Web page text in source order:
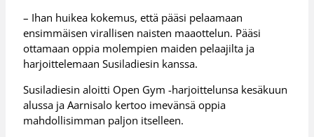
– Ihan huikea kokemus, että pääsi pelaamaan
ensimmäisen virallisen naisten maaottelun. Pääsi
ottamaan oppia molempien maiden pelaajilta ja
harjoittelemaan Susiladiesin kanssa.
Susiladiesin aloitti Open Gym -harjoittelunsa kesäkuun
alussa ja Aarnisalo kertoo imevänsä oppia
mahdollisimman paljon itselleen.